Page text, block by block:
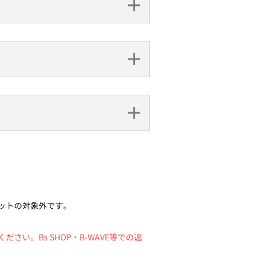
の対象外です。
さい。Bs SHOP・B-WAVE等での返